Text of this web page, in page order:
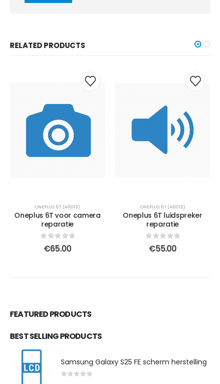
RELATED PRODUCTS
ONEPLUS 6T (A6013)
Oneplus 6T voor camera
reparatie
out of 5
€65.00
ONEPLUS 6T (A6013)
Oneplus 6T luidspreker
reparatie
out of 5
€55.00
FEATURED PRODUCTS
BEST SELLING PRODUCTS
Samsung Galaxy S25 FE scherm herstelling